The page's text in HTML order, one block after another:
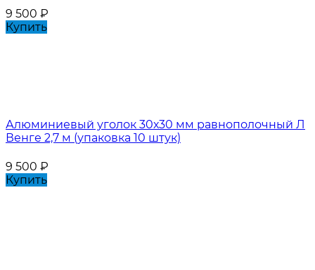
9 500 ₽
Купить
Алюминиевый уголок 30х30 мм равнополочный Л
Венге 2,7 м (упаковка 10 штук)
9 500 ₽
Купить